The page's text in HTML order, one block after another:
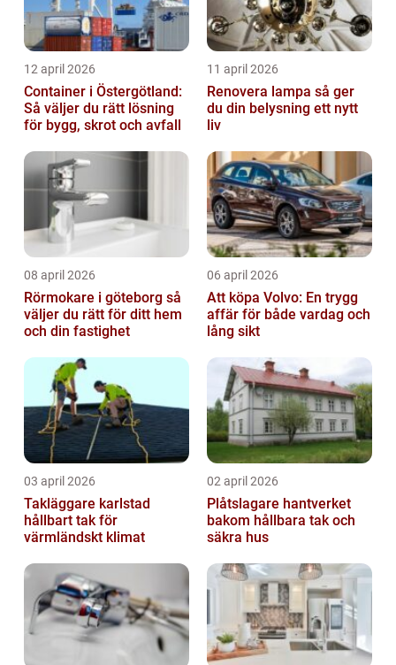
12 april 2026
Container i Östergötland:
Så väljer du rätt lösning
för bygg, skrot och avfall
11 april 2026
Renovera lampa så ger
du din belysning ett nytt
liv
08 april 2026
Rörmokare i göteborg så
väljer du rätt för ditt hem
och din fastighet
06 april 2026
Att köpa Volvo: En trygg
affär för både vardag och
lång sikt
03 april 2026
Takläggare karlstad
hållbart tak för
värmländskt klimat
02 april 2026
Plåtslagare hantverket
bakom hållbara tak och
säkra hus